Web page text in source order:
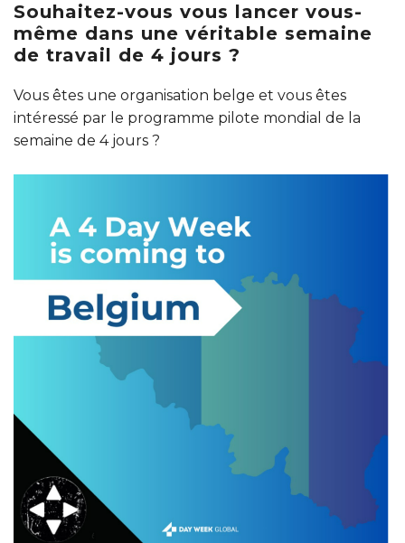
Souhaitez-vous vous lancer vous-
même dans une véritable semaine
de travail de 4 jours ?
Vous êtes une organisation belge et vous êtes
intéressé par le programme pilote mondial de la
semaine de 4 jours ?